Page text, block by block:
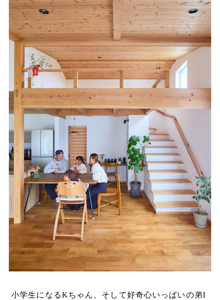
小学生になるKちゃん、そして好奇心いっぱいの弟I